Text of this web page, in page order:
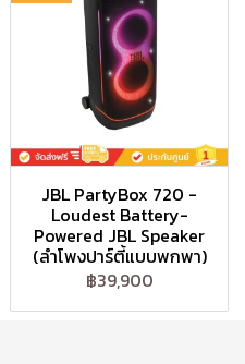
JBL PartyBox 720 -
Loudest Battery-
Powered JBL Speaker
(ลำโพงปาร์ตี้แบบพกพา)
฿39,900